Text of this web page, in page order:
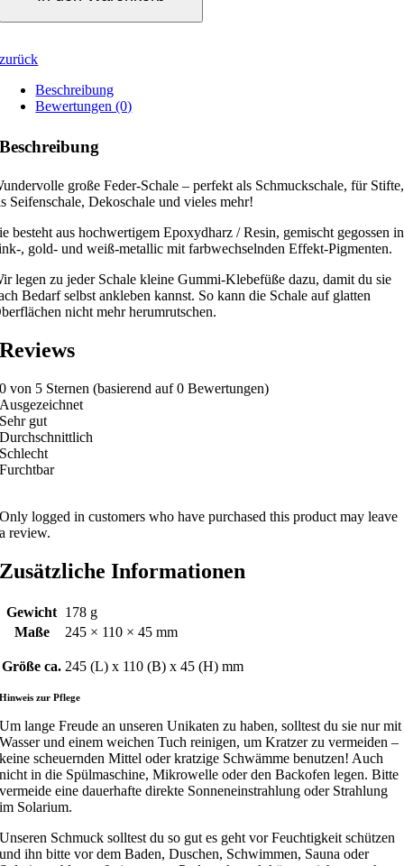
zurück
Beschreibung
Bewertungen (0)
Beschreibung
große Feder-Schale – perfekt als Schmuckschale, für Stifte,
Seifenschale, Dekoschale und vieles mehr!
besteht aus hochwertigem Epoxydharz / Resin, gemischt gegossen in
, gold- und weiß-metallic mit farbwechselnden Effekt-Pigmenten.
legen zu jeder Schale kleine Gummi-Klebefüße dazu, damit du sie
Bedarf selbst ankleben kannst. So kann die Schale auf glatten
nicht mehr herumrutschen.
Reviews
0 von 5 Sternen (basierend auf 0 Bewertungen)
Ausgezeichnet
Sehr gut
Durchschnittlich
Schlecht
Furchtbar
Only logged in customers who have purchased this product may leave
a review.
Zusätzliche Informationen
Gewicht 178 g
Maße
245 × 110 × 45 mm
Größe ca. 245 (L) x 110 (B) x 45 (H) mm
Hinweis zur Pflege
Um lange Freude an unseren Unikaten zu haben, solltest du sie nur mit
Wasser und einem weichen Tuch reinigen, um Kratzer zu vermeiden –
keine scheuernden Mittel oder kratzige Schwämme benutzen! Auch
nicht in die Spülmaschine, Mikrowelle oder den Backofen legen. Bitte
vermeide eine dauerhafte direkte Sonneneinstrahlung oder Strahlung
im Solarium.
Unseren Schmuck solltest du so gut es geht vor Feuchtigkeit schützen
und ihn bitte vor dem Baden, Duschen, Schwimmen, Sauna oder